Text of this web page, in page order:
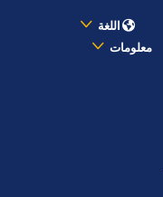
اللغة
معلومات